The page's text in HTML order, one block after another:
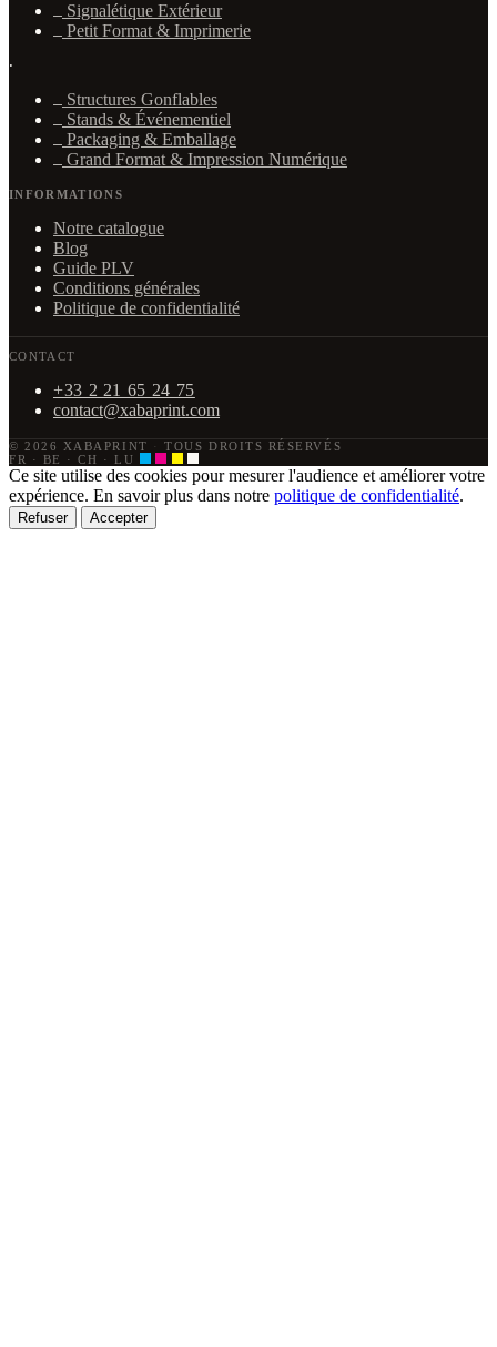
Signalétique Extérieur
Petit Format & Imprimerie
·
Structures Gonflables
Stands & Événementiel
Packaging & Emballage
Grand Format & Impression Numérique
INFORMATIONS
Notre catalogue
Blog
Guide PLV
Conditions générales
Politique de confidentialité
CONTACT
+33 2 21 65 24 75
contact@xabaprint.com
© 2026 XABAPRINT ·
TOUS DROITS RÉSERVÉS
FR · BE · CH · LU
Ce site utilise des cookies pour mesurer l'audience et améliorer votre
expérience. En savoir plus dans notre politique de confidentialité.
Refuser Accepter